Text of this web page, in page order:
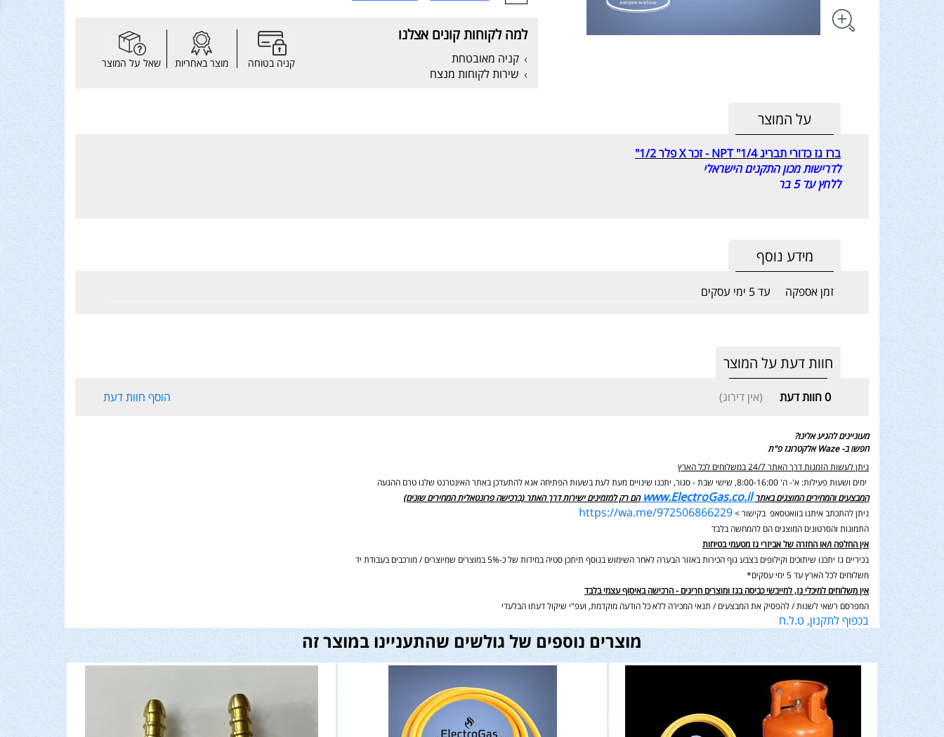
למה לקוחות קונים אצלנו
קניה מאובטחת
שירות לקוחות מנצח
קניה בטוחה מוצר באחריות שאל על המוצר
על המוצר
ברז גז כדורי תבריג NPT "1/4 - זכר X פלר 1/2"
לדרישות מכון התקנים הישראלי
ללחץ עד 5 בר
מידע נוסף
זמן אספקה עד 5 ימי עסקים
חוות דעת על המוצר
0חוות דעת (אין דירוג) הוסף חוות דעת
מעוניינים להגיע אלינו?
חפשו ב- Waze אלקטרוגז פ"ת
ניתן לעשות הזמנות דרך האתר 24/7 במשלוחים לכל הארץ
ימים ושעות פעילות: א'- ה' 8:00-16:00, שישי שבת - סגור,
יתכנו שינויים מעת לעת בשעות הפתיחה אנא להתעדכן באתר האינטרנט שלנו טרם ההגעה
המבצעים והמחירים המוצגים באתר www.ElectroGas.co.il הם רק למזמינים ישירות דרך האתר (ברכישה פרונטאלית המחירים שונים)
ניתן להתכתב איתנו בוואטסאפ בקישור >https://wa.me/972506866229
התמונות והסרטונים המוצגים הם להמחשה בלבד
אין החלפה ו/או החזרה של אביזרי גז מטעמי בטיחות
בכיריים גז יתכנו שיתוכים וקילופים בצבע גוף הכירות באזור הבערה לאחר השימוש בנוסף תיתכן סטיה במידות של כ-5% במוצרים שמיוצרים / מורכבים בעבודת יד
משלוחים לכל הארץ עד 5 ימי עסקים*
אין משלוחים למיכלי גז, למייבשי כביסה בגז ומוצרים חריגים - הרכישה באיסוף עצמי בלבד
המפרסם רשאי לשנות / להפסיק את המבצעים / תנאי המכירה ללא כל הודעה מוקדמת, ועפ"י שיקול דעתו הבלעדי
בכפוף לתקנון, ט.ל.ח
מוצרים נוספים של גולשים שהתעניינו במוצר זה